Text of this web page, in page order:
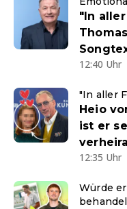
"In
12:40 Uhr
"In aller
Heio
ist er
12:35 Uhr
Würde